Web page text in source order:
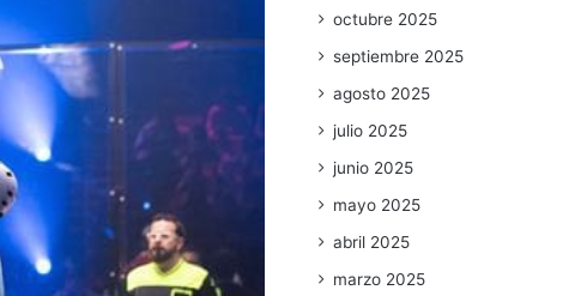
octubre 2025
septiembre 2025
agosto 2025
julio 2025
junio 2025
mayo 2025
abril 2025
marzo 2025